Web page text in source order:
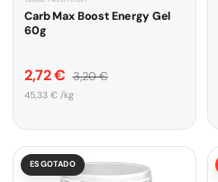
Carb Max Boost Energy Gel
60g
Preço de venda
2,72 € Preço normal
3,20 €
Preço unitário
45,33 € /kg
ESGOTADO